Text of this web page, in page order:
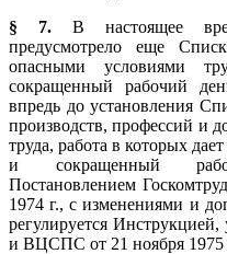
§ 7. В настоящее
предусмотрело еще
опасными условиями
сокращенный рабочий
впредь до установления
производств, профессий и
труда, работа в которых
и сокращенный
Постановлением
1974 г., с изменениями и
регулируется
и ВЦСПС от 21 ноября 1975